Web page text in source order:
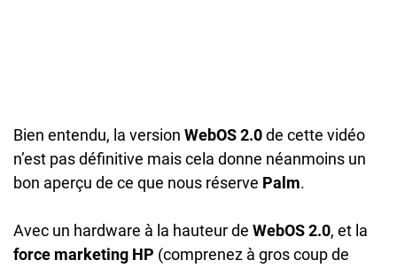
Bien entendu, la version WebOS 2.0de cette vidéo
n’est pas définitive mais cela donne néanmoins un
bon aperçu de ce que nous réserve Palm.
Avec un hardware à la hauteur de WebOS 2.0, et la
force marketing HP (comprenez à gros coup de